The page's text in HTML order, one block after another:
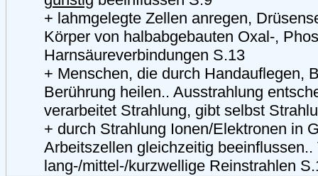
+ lahmgelegte Zellen anregen,
Körper von halbabgebauten Oxal-,
Harnsäureverbindungen S.13
+ Menschen, die durch Handauflegen,
Berührung heilen.. Ausstrahlung
verarbeitet Strahlung, gibt selbst
+ durch Strahlung Ionen/Elektronen in
Arbeitszellen gleichzeitig
lang-/mittel-/kurzwellige Reinstrahlen